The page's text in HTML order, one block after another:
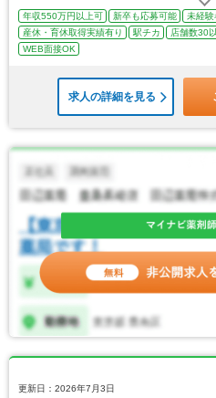
年収550万円以上可 新卒も応募可能 未経験
産休・育休取得実績有り
駅チカ 店舗数30
WEB面接OK
求人の詳細を見る
更新日：2026年7月3日